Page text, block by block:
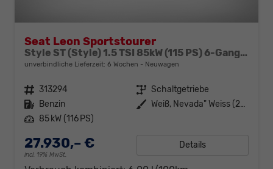
Seat Leon Sportstourer
Style ST (Style) 1.5 TSI 85kW (115 PS) 6-Gang Schaltgetriebe
unverbindliche Lieferzeit: 6 Wochen Neuwagen
Fahrzeugnr. 313294 Getriebe Schaltgetriebe
Kraftstoff Benzin Außenfarbe
Weiß, Nevada" Weiss (2Y)"
Leistung 85 kW (116 PS)
27.930,– €
incl. 19% MwSt.
Details